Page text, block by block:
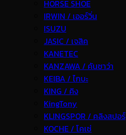
HORSE SHOE
IRWIN / เออร์วิ่น
ISUZU
JASIC / เจสิค
KANETEC
KANZAWA / คันซาว่า
KEIBA / ไกบะ
KING / คิง
KingTony
KLINGSPOR / คลิงสปอร์
KOCHE / โคเช่